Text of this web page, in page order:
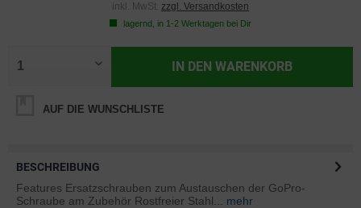
inkl. MwSt. zzgl. Versandkosten
lagernd, in 1-2 Werktagen bei Dir
IN DEN WARENKORB
AUF DIE WUNSCHLISTE
BESCHREIBUNG
Features Ersatzschrauben zum Austauschen der GoPro-
Schraube am Zubehör Rostfreier Stahl...
mehr